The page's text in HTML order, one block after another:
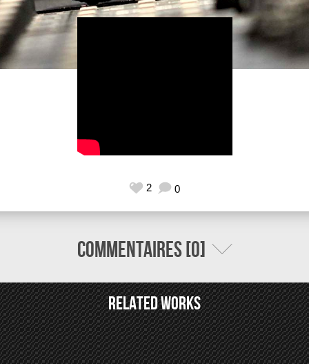
2 0
Commentaires [0]
Related Works